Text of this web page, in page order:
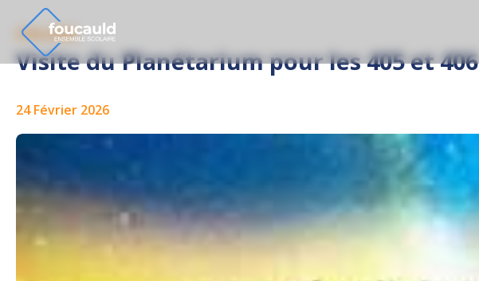
COLLÈGE
Visite du Planétarium pour les 405 et 406
24 Février 2026